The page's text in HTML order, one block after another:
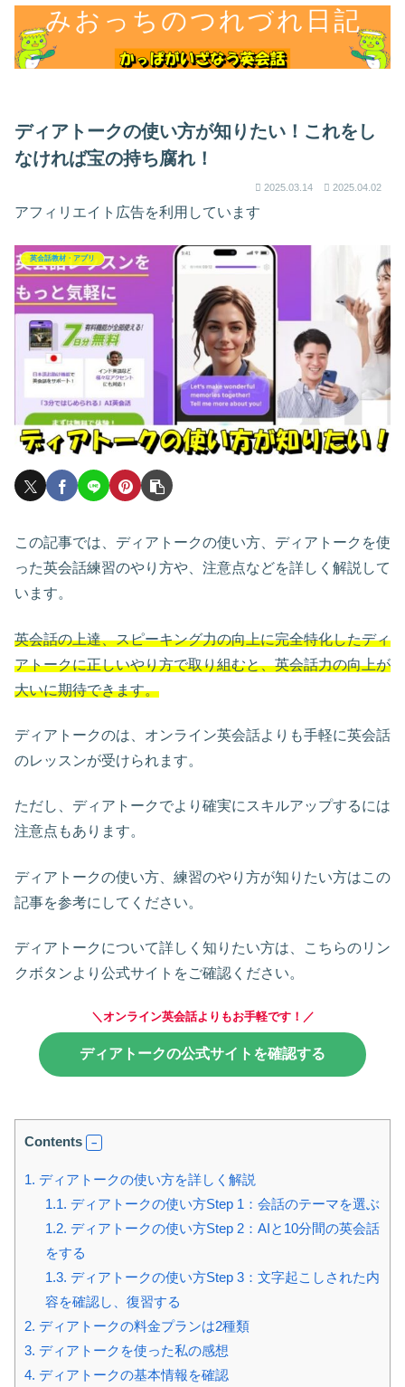
ディアトークの使い方が知りたい！これをし
なければ宝の持ち腐れ！
2025.03.14 2025.04.02
アフィリエイト広告を利用しています
英会話教材・アプリ
この記事では、ディアトークの使い方、ディアトークを使
った英会話練習のやり方や、注意点などを詳しく解説して
います。
英会話の上達、スピーキング力の向上に完全特化したディ
アトークに正しいやり方で取り組むと、英会話力の向上が
大いに期待できます。
ディアトークのは、オンライン英会話よりも手軽に英会話
のレッスンが受けられます。
ただし、ディアトークでより確実にスキルアップするには
注意点もあります。
ディアトークの使い方、練習のやり方が知りたい方はこの
記事を参考にしてください。
ディアトークについて詳しく知りたい方は、こちらのリン
クボタンより公式サイトをご確認ください。
＼オンライン英会話よりもお手軽です！／
ディアトークの公式サイトを確認する
Contents
1. ディアトークの使い方を詳しく解説
1.1. ディアトークの使い方Step 1：会話のテーマを選ぶ
1.2. ディアトークの使い方Step 2：AIと10分間の英会話
をする
1.3. ディアトークの使い方Step 3：文字起こしされた内
容を確認し、復習する
2. ディアトークの料金プランは2種類
3. ディアトークを使った私の感想
4. ディアトークの基本情報を確認